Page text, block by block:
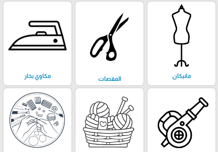
مانيكان المقصات مكاوي بخار